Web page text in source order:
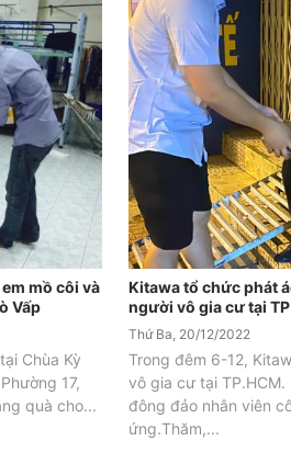
mồ côi và
Vấp
Chùa Kỳ
17,
quà cho...
Kitawa tổ chức phát
người vô gia cư tại
Thứ Ba, 20/12/2022
Trong đêm 6-12,
vô gia cư tại
đông đảo nhân viên
ứng.Thăm,...